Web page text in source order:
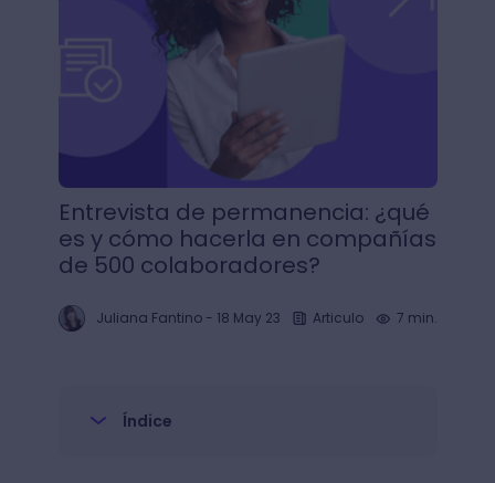
Entrevista de permanencia: ¿qué
es y cómo hacerla en compañías
de 500 colaboradores?
Juliana Fantino- 18 May 23 Articulo 7 min.
Índice